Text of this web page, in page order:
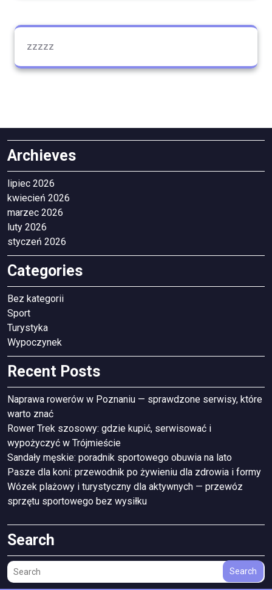
zzzzz
Archieves
lipiec 2026
kwiecień 2026
marzec 2026
luty 2026
styczeń 2026
Categories
Bez kategorii
Sport
Turystyka
Wypoczynek
Recent Posts
Naprawa rowerów w Poznaniu — sprawdzone serwisy, które
warto znać
Rower Trek szosowy: gdzie kupić, serwisować i
wypożyczyć w Trójmieście
Sandały męskie: poradnik sportowego obuwia na lato
Pasze dla koni: przewodnik po żywieniu dla zdrowia i formy
Wózek plażowy i turystyczny dla aktywnych — przewóz
sprzętu sportowego bez wysiłku
Search
Search